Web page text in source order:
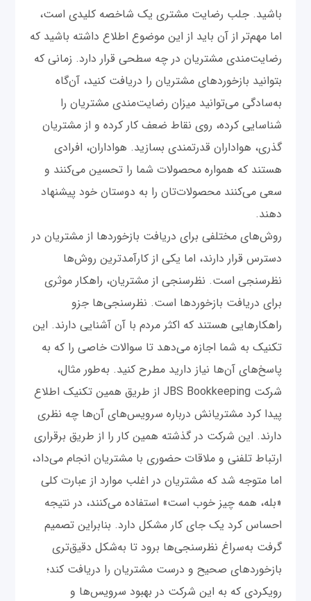
باشید. جلب رضایت مشتری یک شاخصه کلیدی است،
اما مهم‌تر از آن باید از این موضوع اطلاع داشته باشید که
رضایت‌مندی مشتریان در چه سطحی قرار دارد. زمانی که
بتوانید بازخوردهای مشتریان را دریافت کنید، آن‌گاه
به‌سادگی می‌توانید میزان رضایت‌مندی مشتریان را
شناسایی کرده، روی نقاط ضعف کار کرده و از مشتریان
گذری، هواداران قدرتمندی بسازید. هواداران، افرادی
هستند که همواره محصولات شما را تحسین می‌کنند و
سعی می‌کنند محصولات‌تان را به دوستان خود پیشنهاد
دهند.
روش‌های مختلفی برای دریافت بازخوردها از مشتریان در
دسترس قرار دارند، اما یکی از کارآمدترین روش‌ها
نظرسنجی است. نظرسنجی از مشتریان، راهکار موثری
برای دریافت بازخوردها است. نظرسنجی‌ها جزو
راهکارهایی هستند که اکثر مردم با آن آشنایی دارند. این
تکنیک به شما اجازه می‌دهد تا سوالات خاصی را که به
پاسخ‌های آن‌ها نیاز دارید مطرح کنید. به‌طور مثال،
شرکت JBS Bookkeeping از طریق همین تکنیک اطلاع
پیدا کرد مشتریانش درباره سرویس‌های آن‌ها چه نظری
دارند. این شرکت در گذشته همین کار را از طریق برقراری
ارتباط تلفنی و ملاقات حضوری با مشتریان انجام می‌داد،
اما متوجه شد که مشتریان در اغلب موارد از عبارت کلی
«بله، همه چیز خوب است» استفاده می‌کنند، در نتیجه
احساس کرد یک جای کار مشکل دارد. بنابراین تصمیم
گرفت به‌سراغ نظرسنجی‌ها برود تا به‌شکل دقیق‌تری
بازخوردهای صحیح و درست مشتریان را دریافت کند؛
رویکردی که به این شرکت در بهبود سرویس‌ها و